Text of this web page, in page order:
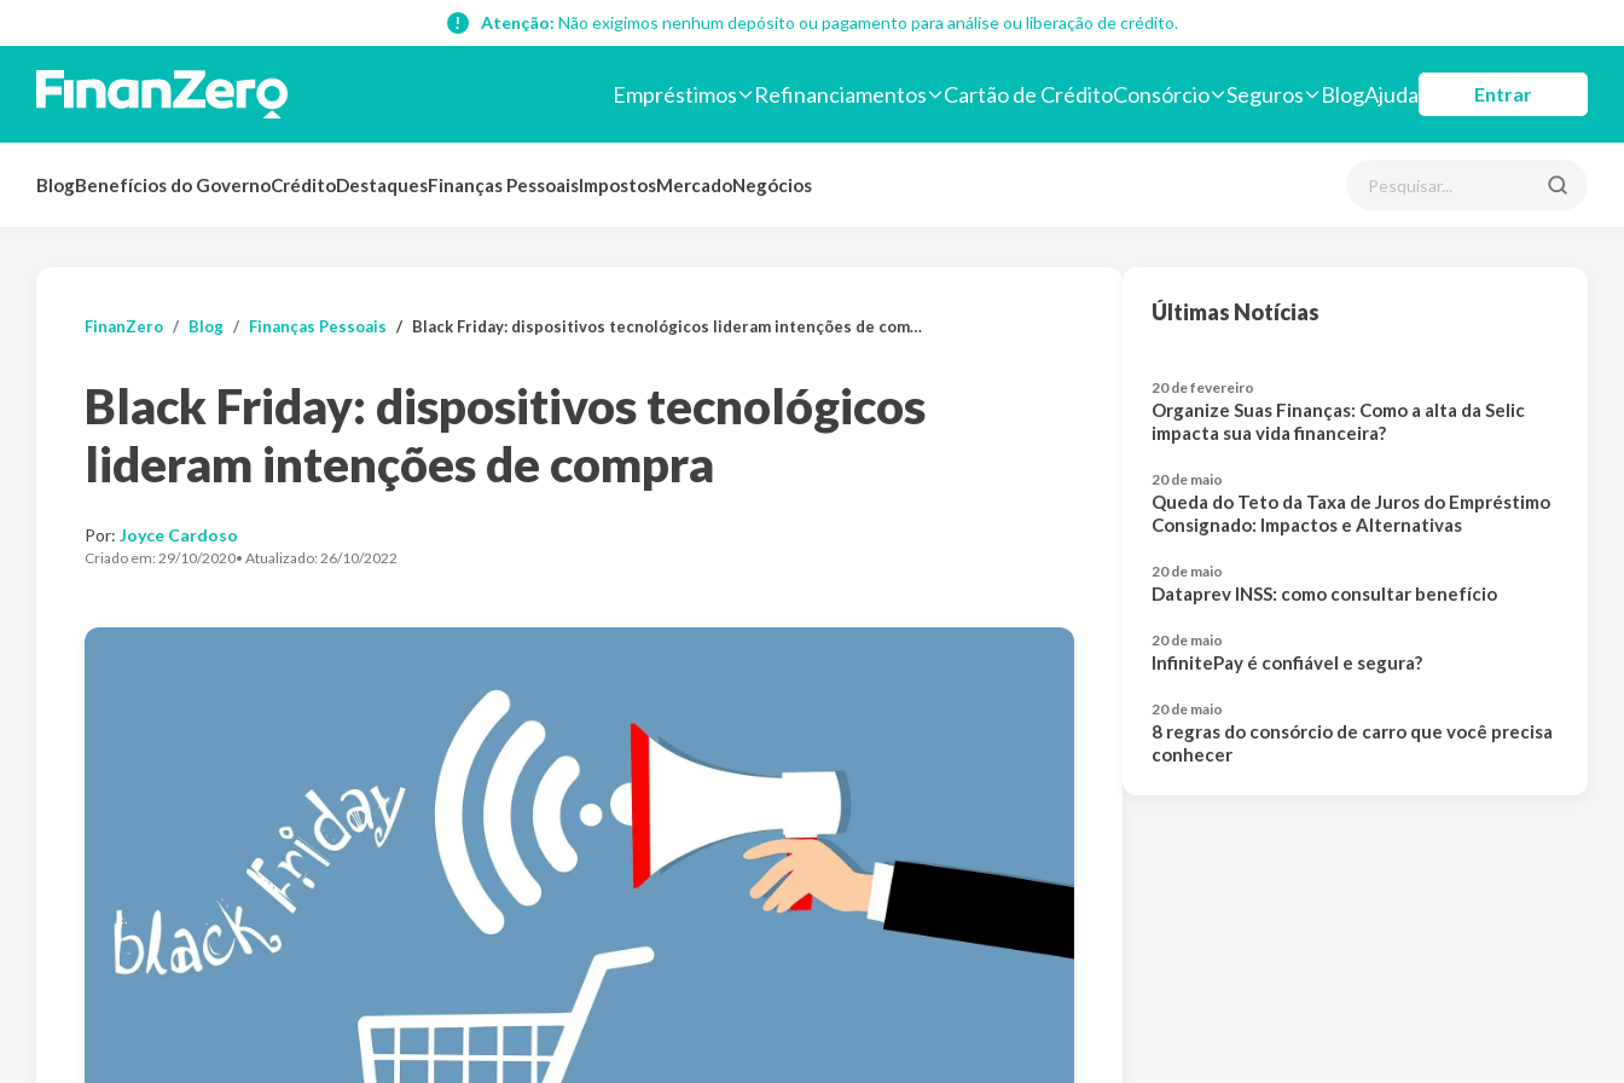
Atenção: Não exigimos nenhum depósito ou pagamento para análise ou liberação de crédito.
Empréstimos Refinanciamentos Cartão de CréditoConsórcio Seguros BlogAjuda Entrar
BlogBenefícios do GovernoCréditoDestaquesFinanças PessoaisImpostosMercadoNegócios
FinanZero Blog Finanças Pessoais Black Friday: dispositivos tecnológicos lideram intenções de compra
Black Friday: dispositivos tecnológicos
lideram intenções de compra
Por: Joyce Cardoso
Criado em: 29/10/2020• Atualizado: 26/10/2022
Últimas Notícias
20 de fevereiro
Organize Suas Finanças: Como a alta da Selic
impacta sua vida financeira?
20 de maio
Queda do Teto da Taxa de Juros do Empréstimo
Consignado: Impactos e Alternativas
20 de maio
Dataprev INSS: como consultar benefício
20 de maio
InfinitePay é confiável e segura?
20 de maio
8 regras do consórcio de carro que você precisa
conhecer